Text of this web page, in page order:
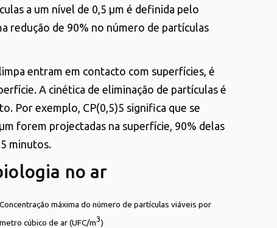
a um nível de 0,5 μm é definida pelo
redução de 90% no número de partículas
entram em contacto com superfícies, é
A cinética de eliminação de partículas é
Por exemplo, CP(0,5)5 significa que se
forem projectadas na superfície, 90% delas
minutos.
no ar
Concentração máxima do número de partículas viáveis por
metro cúbico de ar (UFC/m3)